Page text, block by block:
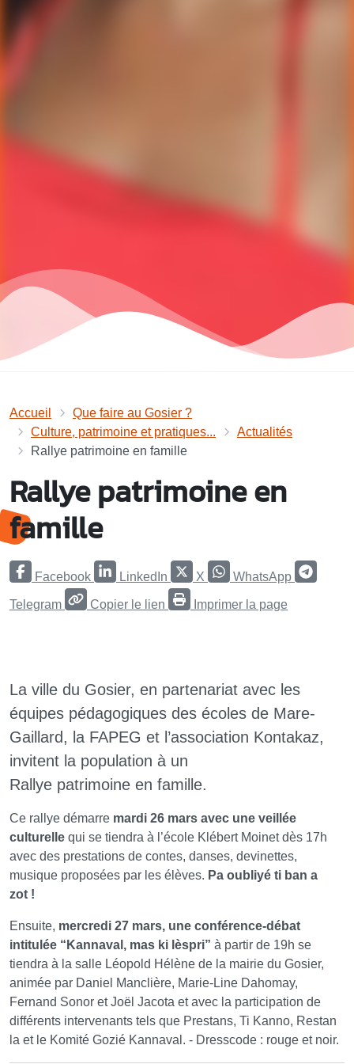
Accueil
Que faire au Gosier ?
Culture, patrimoine et pratiques...
Actualités
Rallye patrimoine en famille
Rallye patrimoine en
famille
Facebook LinkedIn X WhatsApp
Telegram Copier le lien Imprimer la page
La ville du Gosier, en partenariat avec les
équipes pédagogiques des écoles de Mare-
Gaillard, la FAPEG et l’association Kontakaz,
invitent la population à un
Rallye patrimoine en famille.
Ce rallye démarre mardi 26 mars avec une veillée
culturelle qui se tiendra à l’école Klébert Moinet dès 17h
avec des prestations de contes, danses, devinettes,
musique proposées par les élèves. Pa oubliyé ti ban a
zot !
Ensuite, mercredi 27 mars, une conférence-débat
intitulée “Kannaval, mas ki lèspri” à partir de 19h se
tiendra à la salle Léopold Hélène de la mairie du Gosier,
animée par Daniel Manclière, Marie-Line Dahomay,
Fernand Sonor et Joël Jacota et avec la participation de
différents intervenants tels que Prestans, Ti Kanno, Restan
la et le Komité Gozié Kannaval. - Dresscode : rouge et noir.